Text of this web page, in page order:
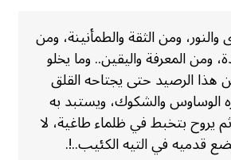
ومن الثقة والطمأنينة، ومن
ومن المعرفة واليقين.. وما يخلو
الرصيد حتى يجتاحه القلق
الوساوس والشكوك، ويستبد به
يروح بتخبط في ظلماء طاغية، لا
قدميه في التيه الكئيب..!.